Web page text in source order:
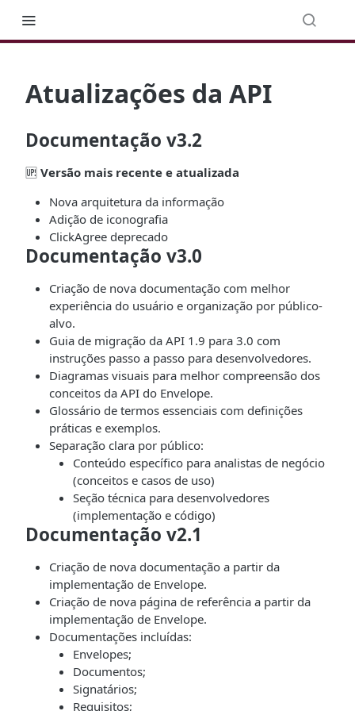
Atualizações da API
Documentação v3.2
🆙 Versão mais recente e atualizada
Nova arquitetura da informação
Adição de iconografia
ClickAgree deprecado
Documentação v3.0
Criação de nova documentação com melhor
experiência do usuário e organização por público-
alvo.
Guia de migração da API 1.9 para 3.0 com
instruções passo a passo para desenvolvedores.
Diagramas visuais para melhor compreensão dos
conceitos da API do Envelope.
Glossário de termos essenciais com definições
práticas e exemplos.
Separação clara por público:
Conteúdo específico para analistas de negócio
(conceitos e casos de uso)
Seção técnica para desenvolvedores
(implementação e código)
Documentação v2.1
Criação de nova documentação a partir da
implementação de Envelope.
Criação de nova página de referência a partir da
implementação de Envelope.
Documentações incluídas:
Envelopes;
Documentos;
Signatários;
Requisitos;